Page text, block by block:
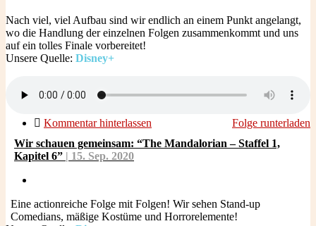
Nach viel, viel Aufbau sind wir endlich an einem Punkt angelangt,
wo die Handlung der einzelnen Folgen zusammenkommt und uns
auf ein tolles Finale vorbereitet!
Unsere Quelle: Disney+
Folge runterladen
Kommentar hinterlassen
Wir schauen gemeinsam: “The Mandalorian – Staffel 1,
Kapitel 6” | 15. Sep. 2020
Eine actionreiche Folge mit Folgen! Wir sehen Stand-up
Comedians, mäßige Kostüme und Horrorelemente!